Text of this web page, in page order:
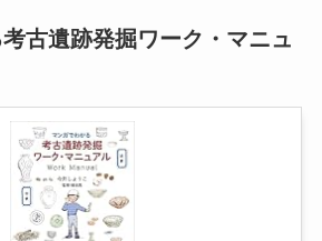
古遺跡発掘ワーク・マニュ